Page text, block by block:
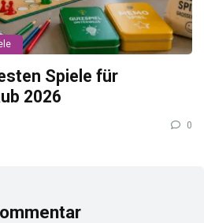
Spiele für
2026
0